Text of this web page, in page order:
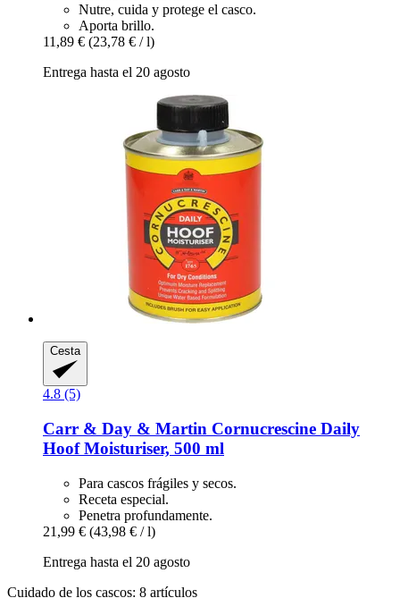
Nutre, cuida y protege el casco.
Aporta brillo.
11,89 € (23,78 € / l)
Entrega hasta el 20 agosto
Cesta
4.8 (5)
Carr & Day & Martin Cornucrescine Daily
Hoof Moisturiser, 500 ml
Para cascos frágiles y secos.
Receta especial.
Penetra profundamente.
21,99 € (43,98 € / l)
Entrega hasta el 20 agosto
Cuidado de los cascos: 8 artículos